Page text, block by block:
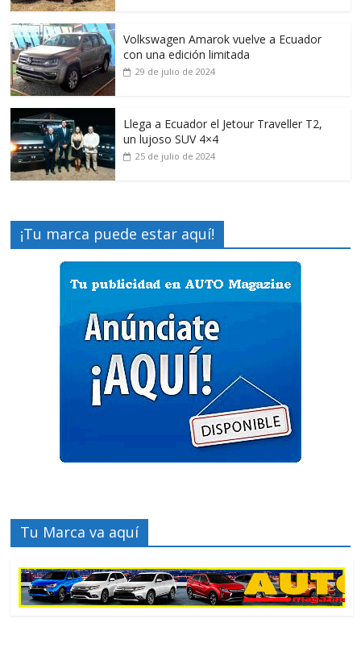
Volkswagen Amarok vuelve a Ecuador
con una edición limitada
29 de julio de 2024
Llega a Ecuador el Jetour Traveller T2,
un lujoso SUV 4×4
25 de julio de 2024
¡Tu marca puede estar aquí!
Tu Marca va aquí